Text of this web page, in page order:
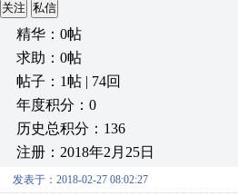
关注 私信
精华：0帖
求助：0帖
帖子：1帖 | 74回
年度积分：0
历史总积分：136
注册：2018年2月25日
发表于：2018-02-27 08:02:27